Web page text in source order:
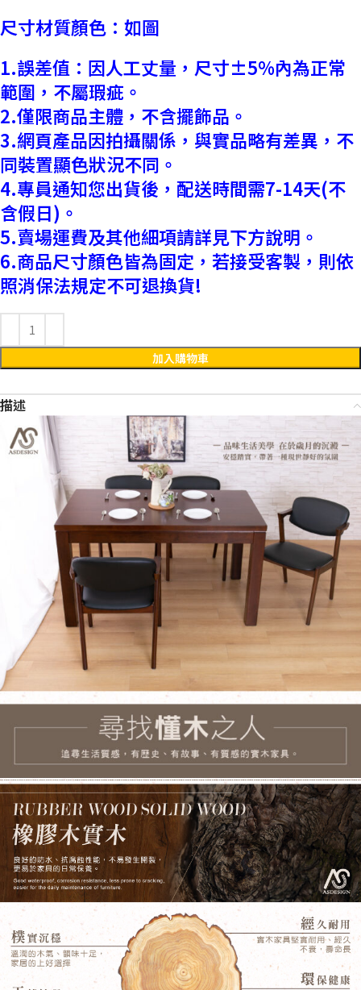
尺寸材質顏色：如圖
1.誤差值：因人工丈量，尺寸±5%內為正常
範圍，不屬瑕疵。
2.僅限商品主體，不含擺飾品。
3.網頁產品因拍攝關係，與實品略有差異，不
同裝置顯色狀況不同。
4.專員通知您出貨後，配送時間需7-14天(不
含假日)。
5.賣場運費及其他細項請詳見下方說明。
6.商品尺寸顏色皆為固定，若接受客製，則依
照消保法規定不可退換貨!
加入購物車
描述